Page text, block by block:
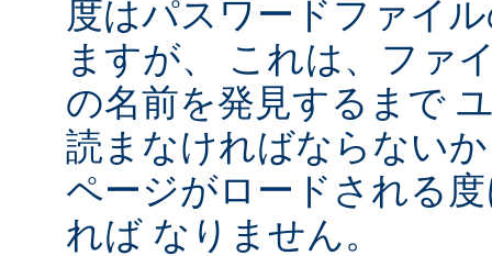
度はパスワードファイ
ますが、 これは、ファ
の名前を発見するまで
読まなければならない
ページがロードされる
れば なりません。